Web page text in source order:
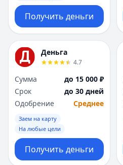
Получить деньги
Деньга
4.7
Сумма
до 15 000 ₽
Срок
до 30 дней
Одобрение
Среднее
Заем на карту
На любые цели
Получить деньги